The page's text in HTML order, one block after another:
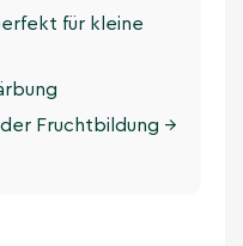
für kleine
Fruchtbildung →